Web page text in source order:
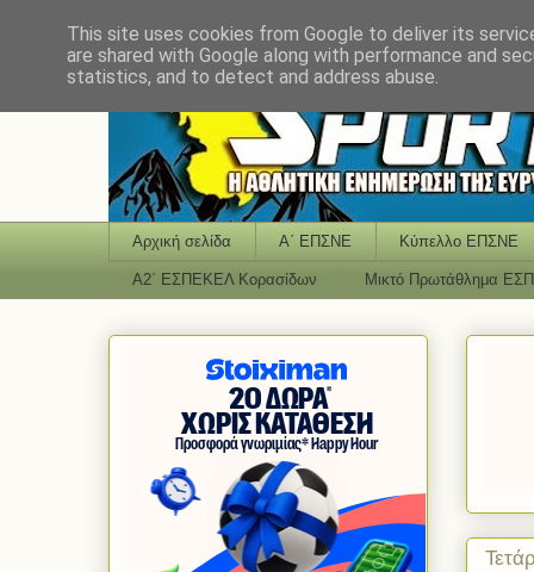
Αρχική σελίδα Α΄ ΕΠΣΝΕ Κύπελλο ΕΠΣΝΕ
Α2΄ ΕΣΠΕΚΕΛ Κορασίδων Μικτό Πρωτάθλημα
This site uses cookies from Google to deliver its
are shared with Google along with performance and
statistics, and to detect and address abuse.